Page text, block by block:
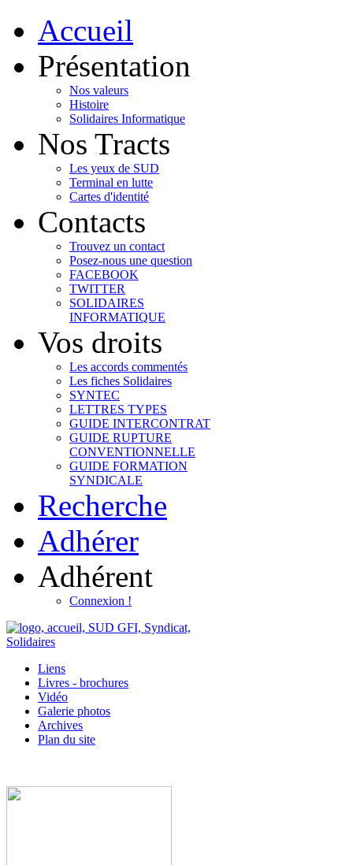
Accueil
Présentation
Nos valeurs
Histoire
Solidaires Informatique
Nos Tracts
Les yeux de SUD
Terminal en lutte
Cartes d'identité
Contacts
Trouvez un contact
Posez-nous une question
FACEBOOK
TWITTER
SOLIDAIRES
INFORMATIQUE
Vos droits
Les accords commentés
Les fiches Solidaires
SYNTEC
LETTRES TYPES
GUIDE INTERCONTRAT
GUIDE RUPTURE
CONVENTIONNELLE
GUIDE FORMATION
SYNDICALE
Recherche
Adhérer
Adhérent
Connexion !
Liens
Livres - brochures
Vidéo
Galerie photos
Archives
Plan du site